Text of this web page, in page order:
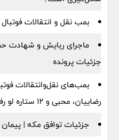
بمب نقل‌ و انتقالات فوتبال
ماجرای ربایش و شهادت
جزئیات پرونده
بمب‌های نقل‌وانتقالات
رضاییان، محبی و ۱۲ ستاره لو رفت
جزئیات توافق مکه |